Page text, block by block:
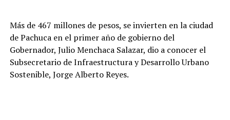
Más de 467 millones de pesos, se invierten en la ciudad
de Pachuca en el primer año de gobierno del
Gobernador, Julio Menchaca Salazar, dio a conocer el
Subsecretario de Infraestructura y Desarrollo Urbano
Sostenible, Jorge Alberto Reyes.